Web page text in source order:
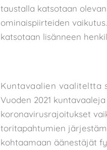
taustalla katsotaan
ominaispiirteiden
katsotaan lisänneen
Kuntavaalien vaaliteltta
Vuoden 2021
koronavirusrajoitukset
toritapahtumien
kohtaamaan äänestäjät